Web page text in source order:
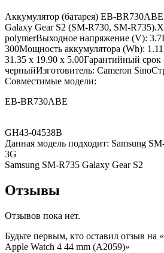
Аккумулятор (батарея) EB-BR730ABE
Galaxy Gear S2 (SM-R730, SM-
polymerВыходное напряжение (V):
300Мощность аккумулятора (Wh):
31.35 x 19.90 x 5.00Гарантийный срок
черныйИзготовитель: Cameron
Совместимые модели:
EB-BR730ABE
GH43-04538B
Данная модель подходит: Samsung
3G
Samsung SM-R735 Galaxy Gear S2
Отзывы
Отзывов пока нет.
Будьте первым, кто оставил отзыв на
Apple Watch 4 44 mm (A2059)»